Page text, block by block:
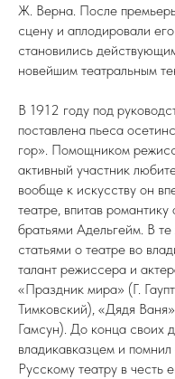
Ж. Верна. После
сцену и аплодировали
становились
новейшим театральным
В 1912 году под
поставлена пьеса
гор». Помощником
активный участник
вообще к искусству он
театре, впитав
братьями Адельгейм. В
статьями о театре во
талант режиссера и
«Праздник мира» (Г.
Тимковский), «Дядя
Гамсун). До конца своих
владикавказцем и
Русскому театру в честь